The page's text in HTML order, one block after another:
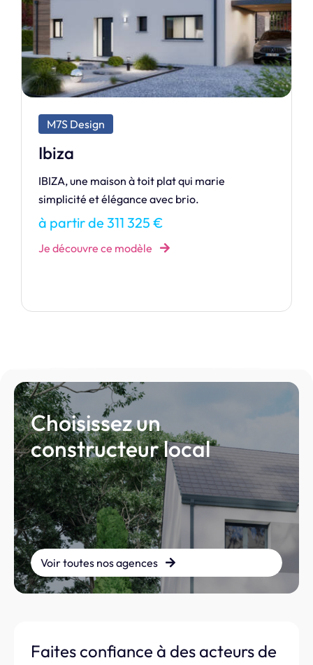
M7S Design
Industriel
INDUSTRIEL, une maison spacieuse et
lumineuse, inspirée du style loft urbain.
à partir de 355 083 €
Je découvre ce modèle
Choisissez un
constructeur local
Voir toutes nos agences
Faites confiance à des acteurs de